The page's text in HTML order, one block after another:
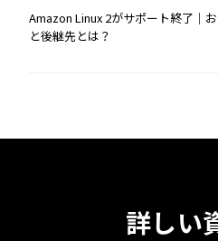
Amazon Linux 2がサポート終了｜
と後継先とは？
詳しい